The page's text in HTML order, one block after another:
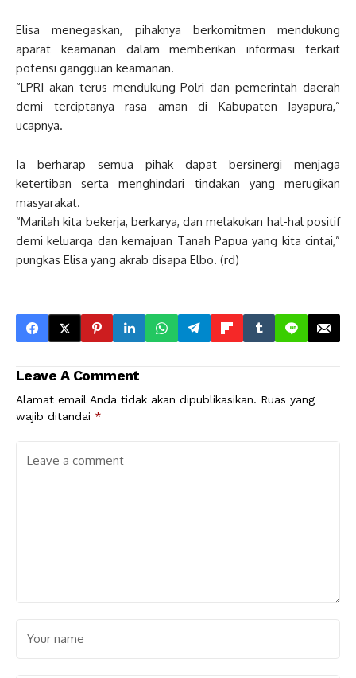
Elisa menegaskan, pihaknya berkomitmen mendukung
aparat keamanan dalam memberikan informasi terkait
potensi gangguan keamanan.
“LPRI akan terus mendukung Polri dan pemerintah daerah
demi terciptanya rasa aman di Kabupaten Jayapura,”
ucapnya.
Ia berharap semua pihak dapat bersinergi menjaga
ketertiban serta menghindari tindakan yang merugikan
masyarakat.
“Marilah kita bekerja, berkarya, dan melakukan hal-hal positif
demi keluarga dan kemajuan Tanah Papua yang kita cintai,”
pungkas Elisa yang akrab disapa Elbo. (rd)
Leave A Comment
Alamat email Anda tidak akan dipublikasikan. Ruas yang
wajib ditandai *